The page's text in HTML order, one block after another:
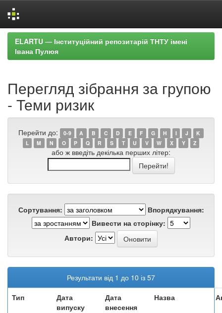
Skip
navigation
ELARTU — Інституційний репозитарій ТНТУ імені
Івана Пулюя
Перегляд зібрання за групою
- Теми ризик
Перейти до: 0-9 A B C D E F G H I J
K
L
M N O P Q R S T U V W X Y Z
або ж введіть декілька перших літер:
Сортування:
Впорядкування:
Вивести на сторінку:
Автори:
Результати від 1 до 10 із 57
Тип
Дата
випуску
Дата
внесення
Назва